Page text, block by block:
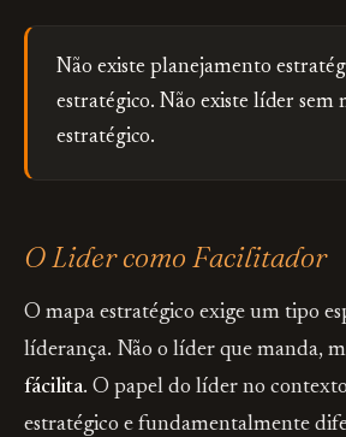
Não existe planejamento
estratégico. Não existe líder sem
estratégico.
O Lider como Facilitador
O mapa estratégico exige um tipo
líderança. Não o líder que manda,
fácilita. O papel do líder no
estratégico e fundamentalmente